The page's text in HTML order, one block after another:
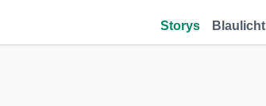
Storys Blaulicht